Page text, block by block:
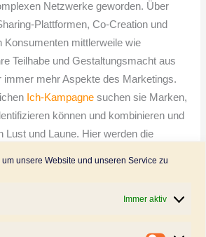
unsere Website und unseren Service zu
Immer aktiv
Netzwerke geworden. Über
Plattformen, Co-Creation und
Konsumenten mittlerweile wie
Teilhabe und Gestaltungsmacht aus
immer mehr Aspekte des Marketings.
Ich-Kampagne suchen sie Marken,
können und kombinieren und
Lust und Laune. Hier werden die
und auf die Bühne gestellte